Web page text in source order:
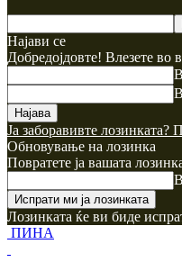
Најави се
Добредојдовте! Влезете во
Ја заборавивте лозинката?
Обновување на лозинка
Повратете ја вашата
Лозинката ќе ви биде
ПИНА